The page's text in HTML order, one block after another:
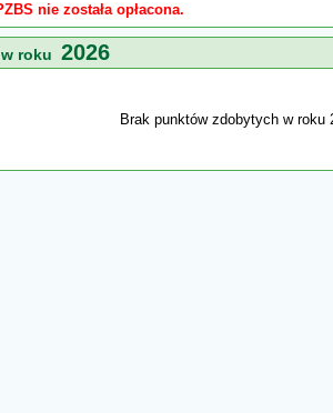
nie została opłacona.
roku 2026
Brak punktów zdobytych w roku